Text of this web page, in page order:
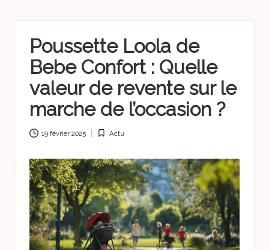
ri
a
g
e
e
n
f
a
n
t
Poussette Loola de
Bebe Confort : Quelle
valeur de revente sur le
marche de l’occasion ?
19 février 2025
Posted
Actu